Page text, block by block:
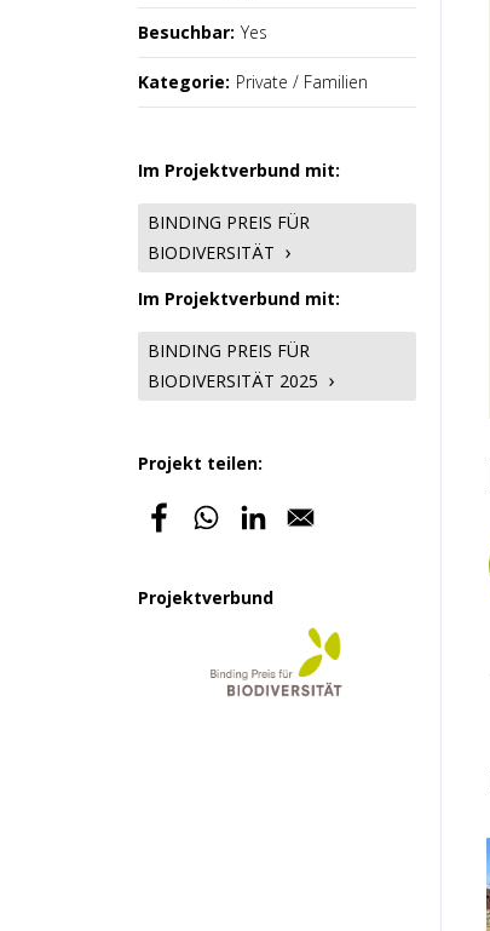
Besuchbar: Yes
Kategorie: Private / Familien
Im Projektverbund mit:
BINDING PREIS FÜR
BIODIVERSITÄT
Im Projektverbund mit:
BINDING PREIS FÜR
BIODIVERSITÄT 2025
Projekt teilen:
Projektverbund